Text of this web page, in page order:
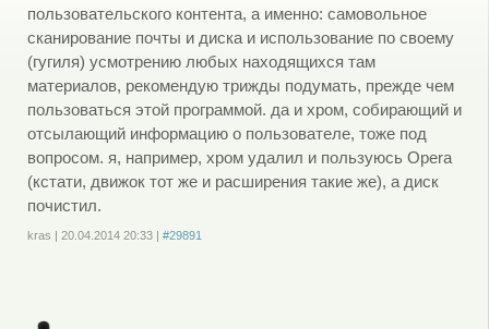
пользовательского контента, а именно: самовольное
сканирование почты и диска и использование по своему
(гугиля) усмотрению любых находящихся там
материалов, рекомендую трижды подумать, прежде чем
пользоваться этой программой. да и хром, собирающий и
отсылающий информацию о пользователе, тоже под
вопросом. я, например, хром удалил и пользуюсь Opera
(кстати, движок тот же и расширения такие же), а диск
почистил.
kras | 20.04.2014 20:33| #29891